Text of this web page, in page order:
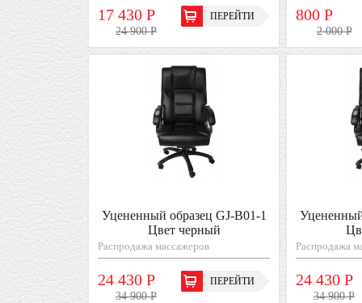
24 900 Р
17 430 Р ПЕРЕЙТИ
2 000 Р
800 Р
Уцененный образец GJ-B01-1
Цвет черный
Распродажа массажеров
34 900 Р
24 430 Р ПЕРЕЙТИ
Распродажа
34 900 Р
24 430 Р